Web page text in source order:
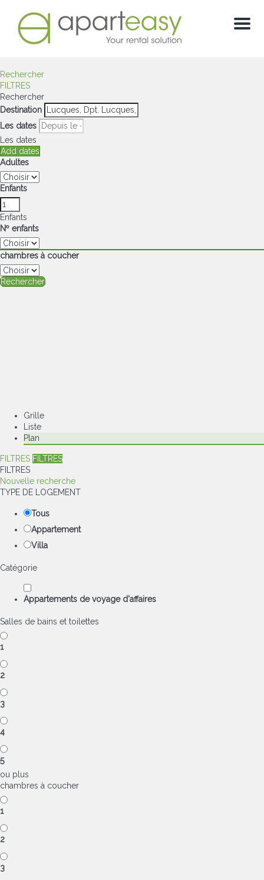
Menu
Rechercher
FILTRES
Rechercher
Destination
Les dates
Les dates
Add dates
Adultes
Enfants
Enfants
Nº enfants
chambres à coucher
Rechercher
Grille
Liste
Plan
FILTRES FILTRES
FILTRES
Nouvelle recherche
TYPE DE LOGEMENT
Tous
Appartement
Villa
Catégorie
Appartements de voyage d'affaires
Salles de bains et toilettes
1
2
3
4
5
ou plus
chambres à coucher
1
2
3